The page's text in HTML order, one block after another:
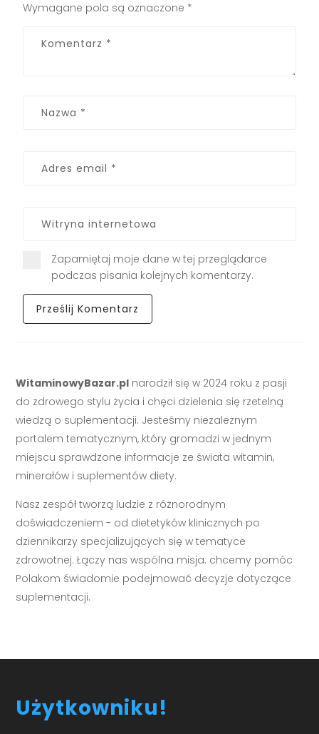
Wymagane pola są oznaczone *
Zapamiętaj moje dane w tej przeglądarce
podczas pisania kolejnych komentarzy.
WitaminowyBazar.pl narodził się w 2024 roku z pasji
do zdrowego stylu życia i chęci dzielenia się rzetelną
wiedzą o suplementacji. Jesteśmy niezależnym
portalem tematycznym, który gromadzi w jednym
miejscu sprawdzone informacje ze świata witamin,
minerałów i suplementów diety.
Nasz zespół tworzą ludzie z różnorodnym
doświadczeniem - od dietetyków klinicznych po
dziennikarzy specjalizujących się w tematyce
zdrowotnej. Łączy nas wspólna misja: chcemy pomóc
Polakom świadomie podejmować decyzje dotyczące
suplementacji.
Użytkowniku!